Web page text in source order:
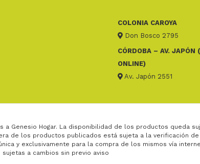
COLONIA CAROYA
Don Bosco 2795
CÓRDOBA – AV. JAPÓN
ONLINE)
Av. Japón 2551
a Genesio Hogar. La disponibilidad de los productos queda
de los productos publicados está sujeta a la verificación
y exclusivamente para la compra de los mismos vía
a cambios sin previo aviso